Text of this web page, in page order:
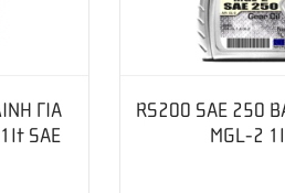
ΓΙΑ
SAE
RS200 SAE 250
MGL-2